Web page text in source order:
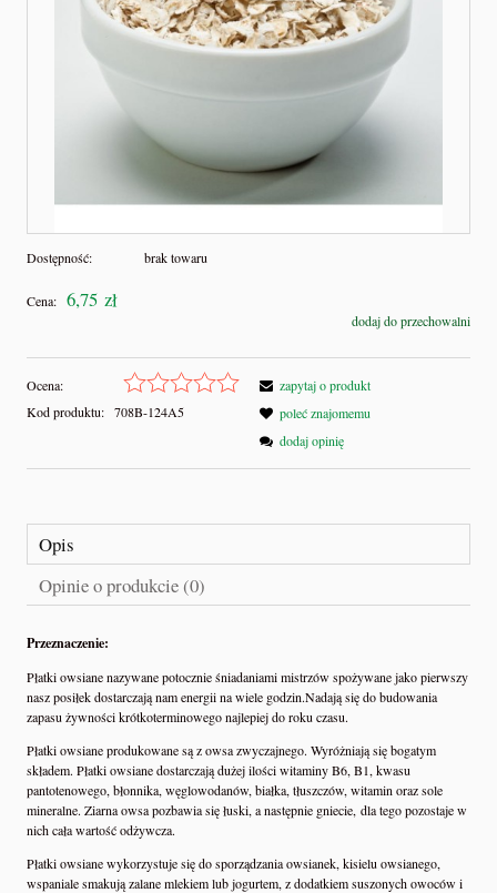
Dostępność: brak towaru
Cena: 6,75 zł
dodaj do przechowalni
Ocena:
Kod produktu: 708B-124A5
zapytaj o produkt
poleć znajomemu
dodaj opinię
Opis
Opinie o produkcie (0)
Przeznaczenie:
Płatki owsiane nazywane potocznie śniadaniami mistrzów spożywane jako pierwszy
nasz posiłek dostarczają nam energii na wiele godzin.Nadają się do budowania
zapasu żywności krótkoterminowego najlepiej do roku czasu.
Płatki owsiane produkowane są z owsa zwyczajnego. Wyróżniają się bogatym
składem. Płatki owsiane dostarczają dużej ilości witaminy B6, B1, kwasu
pantotenowego, błonnika, węglowodanów, białka, tłuszczów, witamin oraz sole
mineralne. Ziarna owsa pozbawia się łuski, a następnie gniecie, dla tego pozostaje w
nich cała wartość odżywcza.
Płatki owsiane wykorzystuje się do sporządzania owsianek, kisielu owsianego,
wspaniale smakują zalane mlekiem lub jogurtem, z dodatkiem suszonych owoców i